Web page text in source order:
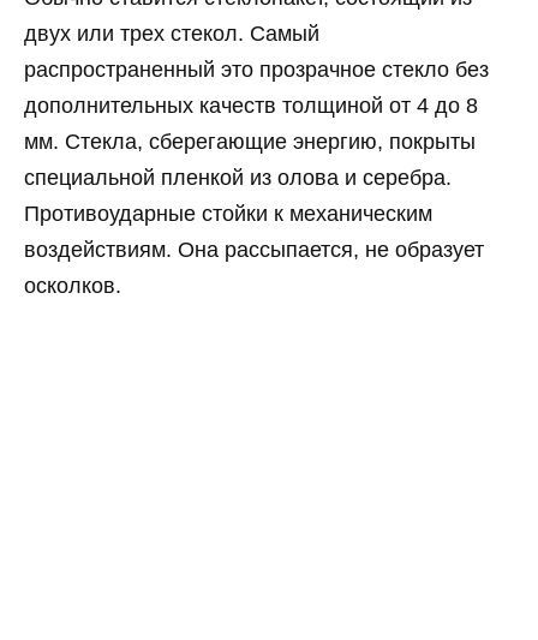
двух или трех стекол. Самый
распространенный это прозрачное стекло без
дополнительных качеств толщиной от 4 до 8
мм. Стекла, сберегающие энергию, покрыты
специальной пленкой из олова и серебра.
Противоударные стойки к механическим
воздействиям. Она рассыпается, не образует
осколков.